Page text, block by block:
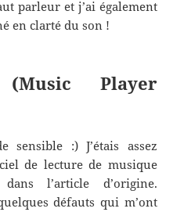
parleur et j’ai également
en clarté du son !
Player
:) J’étais assez
de lecture de musique
l’article d’origine.
défauts qui m’ont